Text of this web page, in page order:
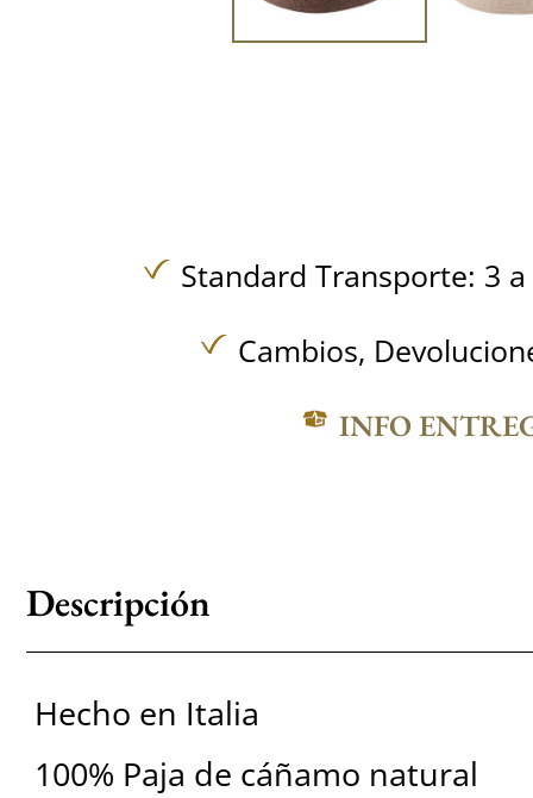
Standard Transporte: 3
Cambios,
INFO
Descripción
Hecho en Italia
100% Paja de cáñamo natural